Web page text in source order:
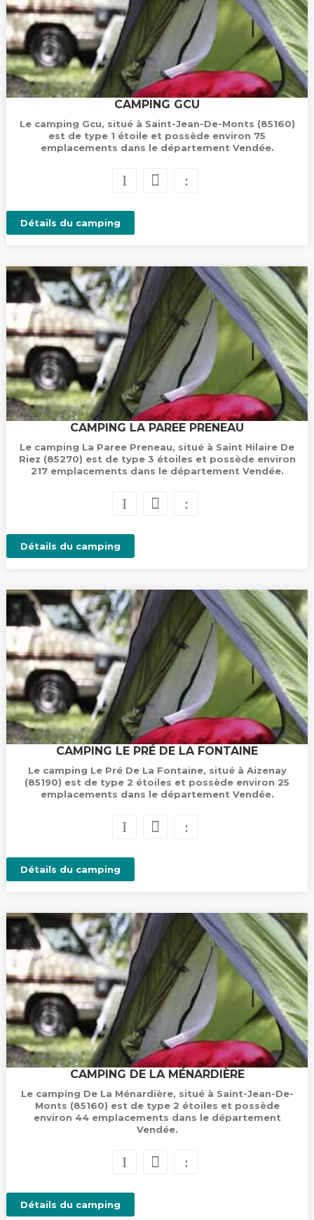
CAMPING GCU
Le camping Gcu, situé à Saint-Jean-De-Monts (85160)
est de type 1 étoile et possède environ 75
emplacements dans le département Vendée.
Détails du camping
CAMPING LA PAREE PRENEAU
Le camping La Paree Preneau, situé à Saint Hilaire De
Riez (85270) est de type 3 étoiles et possède environ
217 emplacements dans le département Vendée.
Détails du camping
CAMPING LE PRÉ DE LA FONTAINE
Le camping Le Pré De La Fontaine, situé à Aizenay
(85190) est de type 2 étoiles et possède environ 25
emplacements dans le département Vendée.
Détails du camping
CAMPING DE LA MÉNARDIÈRE
Le camping De La Ménardière, situé à Saint-Jean-De-
Monts (85160) est de type 2 étoiles et possède
environ 44 emplacements dans le département
Vendée.
Détails du camping